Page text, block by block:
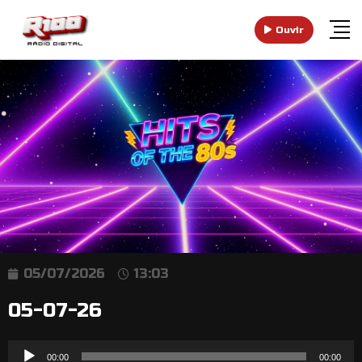
Ouvir
05/07/2026 13:03
05-07-26
Reprodutor
00:00 00:00